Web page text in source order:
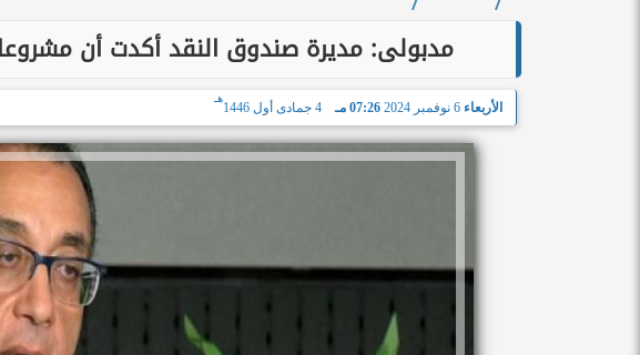
مدبولى: مديرة صندوق النقد أكدت أن
الأربعاء 6 نوفمبر 2024 07:26 مـ 4 جمادى أول 1446
هـ